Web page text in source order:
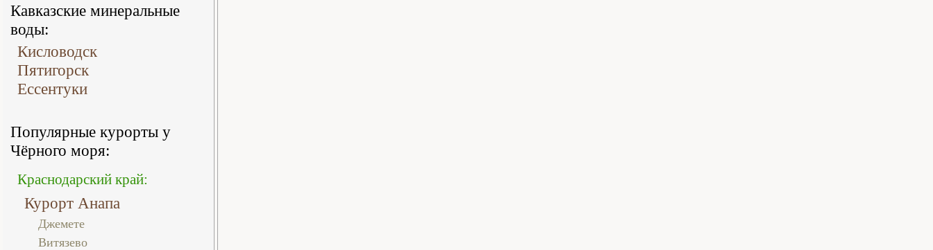
Кавказские минеральные
воды:
Кисловодск
Пятигорск
Ессентуки
Популярные курорты у
Чёрного моря:
Краснодарский край:
Курорт Анапа
Джемете
Витязево